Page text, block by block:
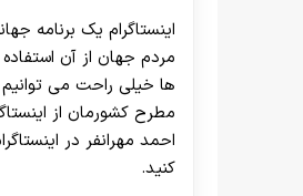
اینستاگرام یک برنامه
مردم جهان از آن
ها خیلی راحت می توانیم
احمد مهرانفر در
کنید.